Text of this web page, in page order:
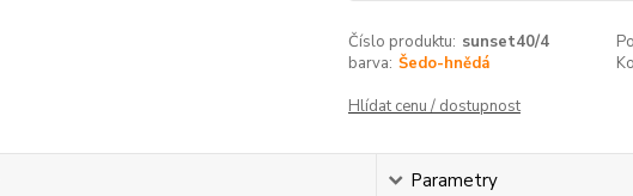
Číslo produktu: sunset40/4
barva: Šedo-hnědá
Hlídat cenu / dostupnost
Parametry